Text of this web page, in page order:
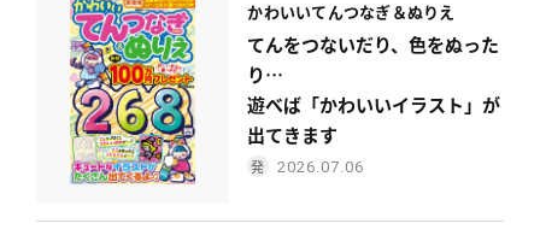
かわいいてんつなぎ＆ぬりえ
てんをつないだり、色をぬった
り…
遊べば「かわいいイラスト」が
出てきます
2026.07.06